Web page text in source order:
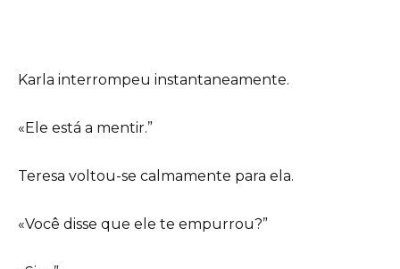
Karla interrompeu instantaneamente.
«Ele está a mentir.”
Teresa voltou-se calmamente para ela.
«Você disse que ele te empurrou?”